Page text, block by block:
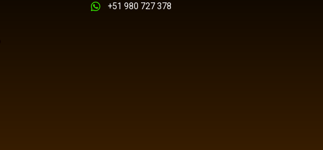
+51 980 727 378